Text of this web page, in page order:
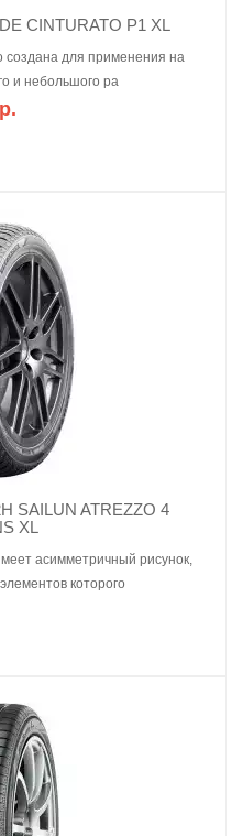
CINTURATO P1 XL
создана для применения на
и небольшого ра
SAILUN ATREZZO 4
XL
асимметричный рисунок,
которого